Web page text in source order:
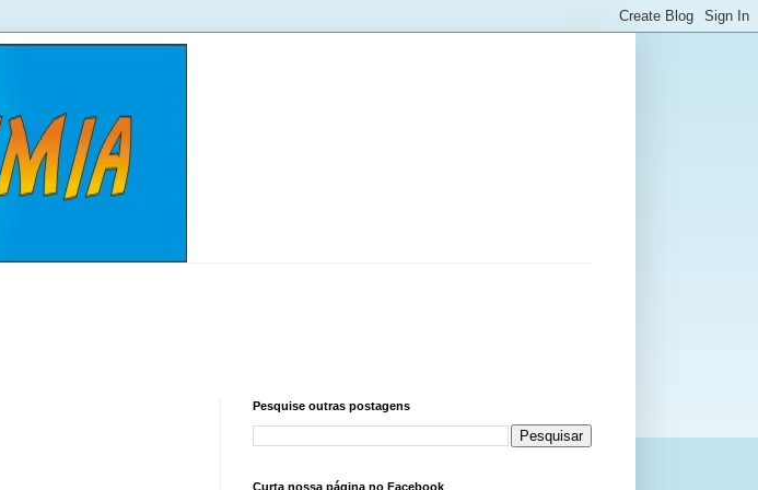
Pesquise outras postagens
Curta nossa página no Facebook